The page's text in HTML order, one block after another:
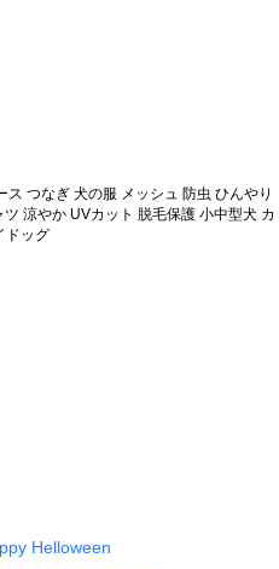
ス つなぎ 犬の服 メッシュ 防虫 ひんやり
涼やか UVカット 脱毛保護 小中型犬 カ
ドッグ
Helloween